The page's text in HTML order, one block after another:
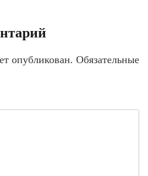
опубликован. Обязательные